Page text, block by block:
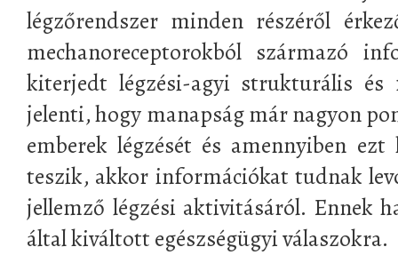
légzőrendszer minden részéről
mechanoreceptorokból származó
kiterjedt légzési-agyi strukturális és
jelenti, hogy manapság már nagyon
emberek légzését és amennyiben
teszik, akkor információkat tudnak
jellemző légzési aktivitásáról. Ennek
által kiváltott egészségügyi válaszokra.